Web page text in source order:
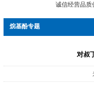
诚信经营品质
烷基酚专题
对叔